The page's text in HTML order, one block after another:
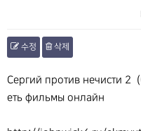
수정 삭제
Сергий против нечисти 2
еть фильмы онлайн